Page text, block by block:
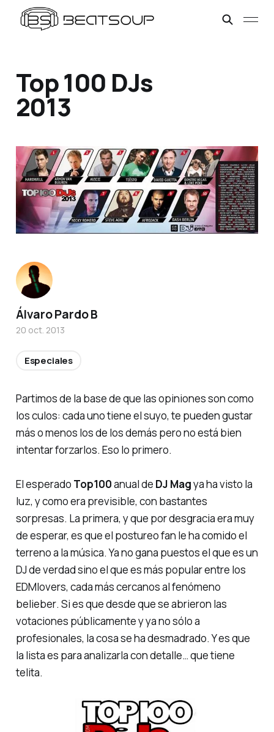
Top 100 DJs
2013
Partimos de la base de que las opiniones son como
los culos: cada uno tiene el suyo, te pueden gustar
más o menos los de los demás pero no está bien
intentar forzarlos. Eso lo primero.
El esperado Top100anual de DJ Magya ha visto la
luz, y como era previsible, con bastantes
sorpresas. La primera, y que por desgracia era muy
de esperar, es que el postureo fan le ha comido el
terreno a la música. Ya no gana puestos el que es un
DJ de verdad sino el que es más popular entre los
EDMlovers, cada más cercanos al fenómeno
belieber. Si es que desde que se abrieron las
votaciones públicamente y ya no sólo a
profesionales, la cosa se ha desmadrado. Y es que
la lista es para analizarla con detalle… que tiene
telita.
Álvaro Pardo B
20 oct. 2013
Especiales